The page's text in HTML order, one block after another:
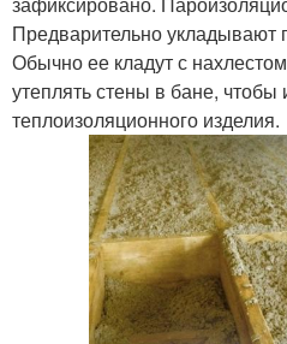
Предварительно укладывают
Обычно ее кладут с
утеплять стены в бане,
теплоизоляционного изделия.